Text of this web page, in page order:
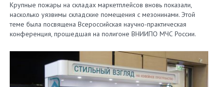
Крупные пожары на складах маркетплейсов вновь показали,
насколько уязвимы складские помещения с мезонинами. Этой
теме была посвящена Всероссийская научно-практическая
конференция, прошедшая на полигоне ВНИИПО МЧС России.